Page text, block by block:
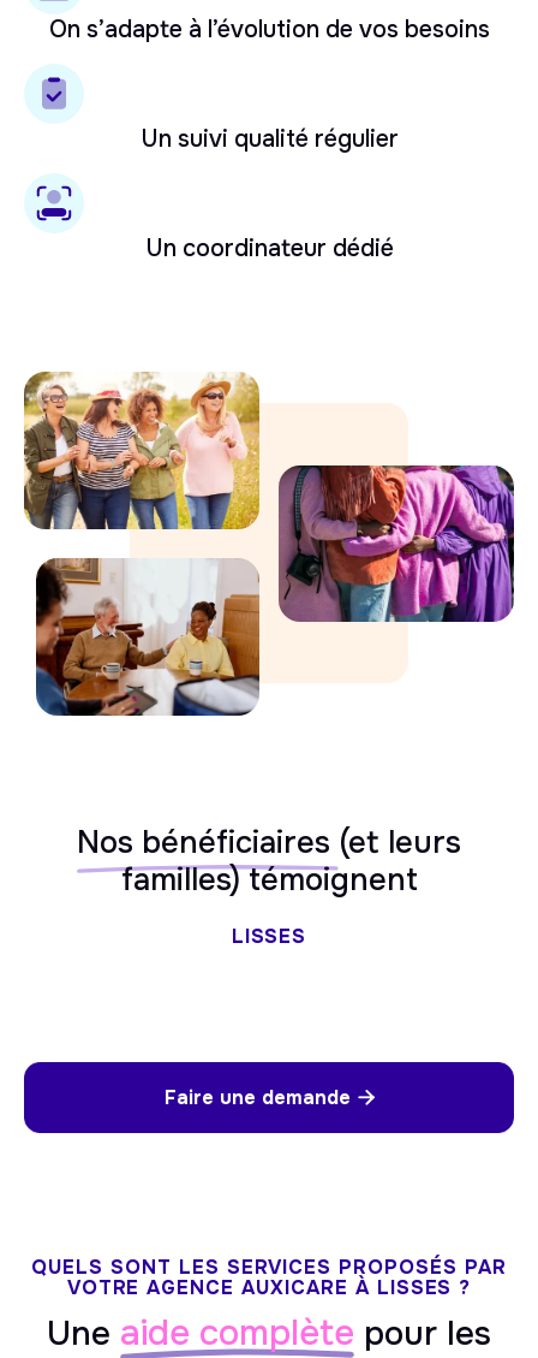
On s’adapte à l’évolution de vos besoins
Un suivi qualité régulier
Un coordinateur dédié
Nos bénéficiaires (et leurs
familles) témoignent
LISSES
Faire une demande 
QUELS SONT LES SERVICES PROPOSÉS PAR
VOTRE AGENCE AUXICARE À LISSES ?
Une aide complète pour les